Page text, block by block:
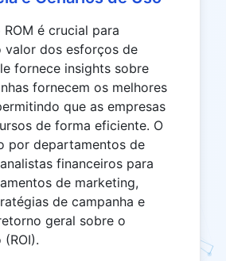
é crucial para
valor dos esforços de
fornece insights sobre
fornecem os melhores
que as empresas
de forma eficiente. O
por departamentos de
financeiros para
de marketing,
de campanha e
geral sobre o